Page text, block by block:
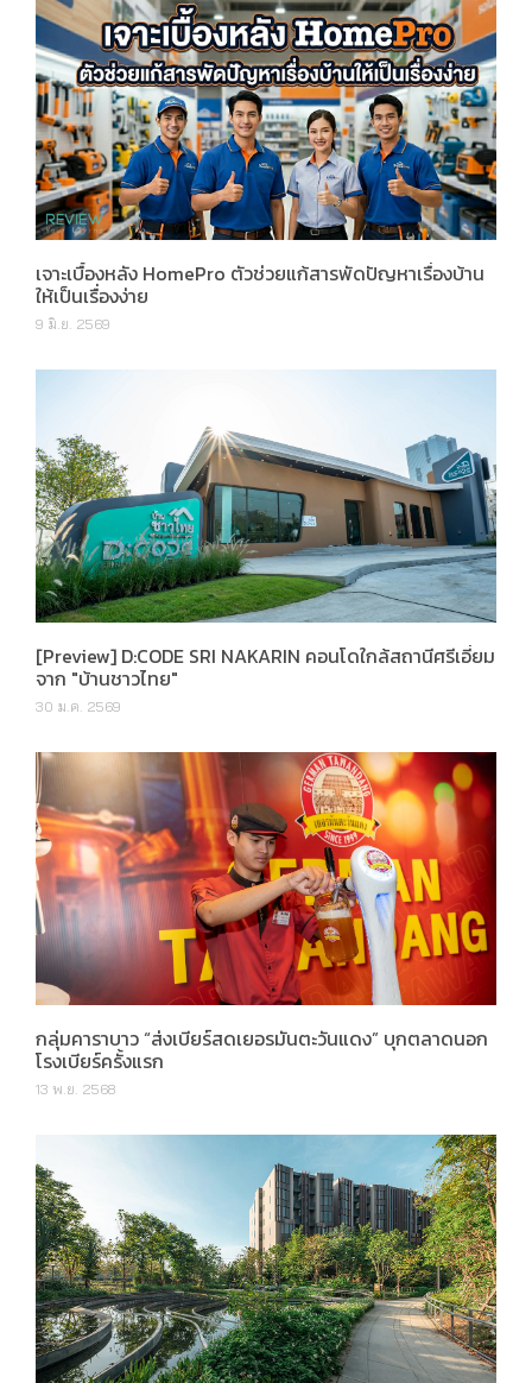
เจาะเบื้องหลัง HomePro ตัวช่วยแก้สารพัดปัญหาเรื่องบ้าน
ให้เป็นเรื่องง่าย
9 มิ.ย. 2569
[Preview] D:CODE SRI NAKARIN คอนโดใกล้สถานีศรีเอี่ยม
จาก "บ้านชาวไทย"
30 ม.ค. 2569
กลุ่มคาราบาว “ส่งเบียร์สดเยอรมันตะวันแดง” บุกตลาดนอก
โรงเบียร์ครั้งแรก
13 พ.ย. 2568